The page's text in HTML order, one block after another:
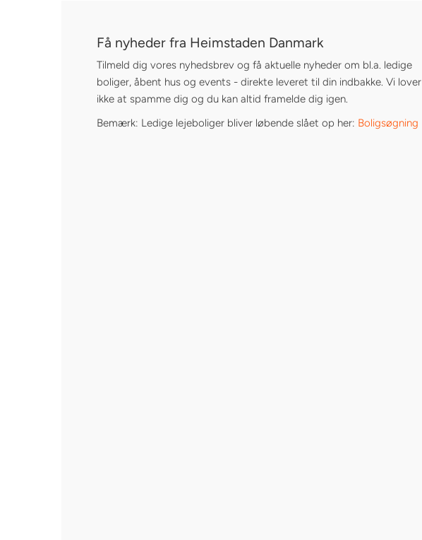
Få nyheder fra Heimstaden Danmark
Tilmeld dig vores nyhedsbrev og få aktuelle nyheder om bl.a. ledige
boliger, åbent hus og events - direkte leveret til din indbakke. Vi lover
ikke at spamme dig og du kan altid framelde dig igen.
Bemærk: Ledige lejeboliger bliver løbende slået op her: Boligsøgning